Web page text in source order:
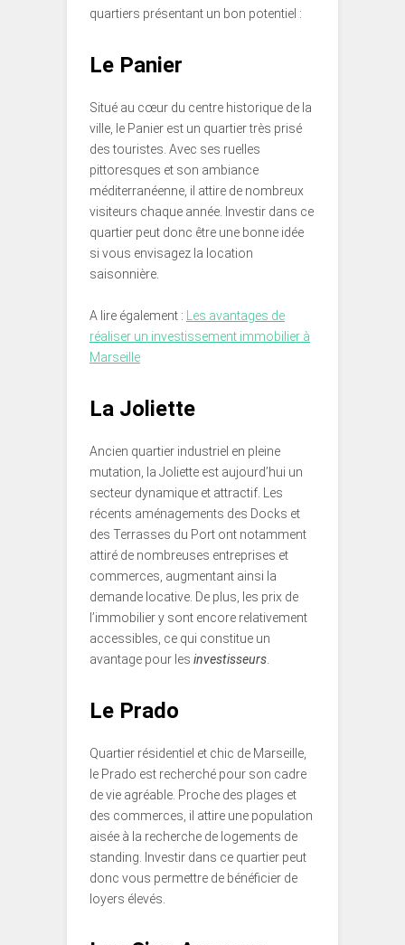
quartiers présentant un bon potentiel :
Le Panier
Situé au cœur du centre historique de la
ville, le Panier est un quartier très prisé
des touristes. Avec ses ruelles
pittoresques et son ambiance
méditerranéenne, il attire de nombreux
visiteurs chaque année. Investir dans ce
quartier peut donc être une bonne idée
si vous envisagez la location
saisonnière.
A lire également : Les avantages de
réaliser un investissement immobilier à
Marseille
La Joliette
Ancien quartier industriel en pleine
mutation, la Joliette est aujourd’hui un
secteur dynamique et attractif. Les
récents aménagements des Docks et
des Terrasses du Port ont notamment
attiré de nombreuses entreprises et
commerces, augmentant ainsi la
demande locative. De plus, les prix de
l’immobilier y sont encore relativement
accessibles, ce qui constitue un
avantage pour les investisseurs.
Le Prado
Quartier résidentiel et chic de Marseille,
le Prado est recherché pour son cadre
de vie agréable. Proche des plages et
des commerces, il attire une population
aisée à la recherche de logements de
standing. Investir dans ce quartier peut
donc vous permettre de bénéficier de
loyers élevés.